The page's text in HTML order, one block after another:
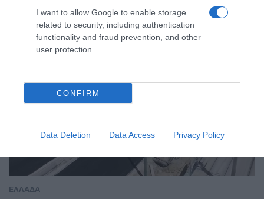
I want to allow Google to enable storage
related to security, including authentication
functionality and fraud prevention, and other
user protection.
CONFIRM
Data Deletion Data Access Privacy Policy
ΕΛΛΑΔΑ